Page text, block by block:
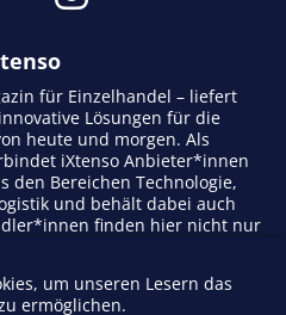
für Einzelhandel – liefert
Lösungen für die
heute und morgen. Als
iXtenso Anbieter*innen
den Bereichen Technologie,
und behält dabei auch
finden hier nicht nur
Content fördert das
um unseren Lesern das
ermöglichen.